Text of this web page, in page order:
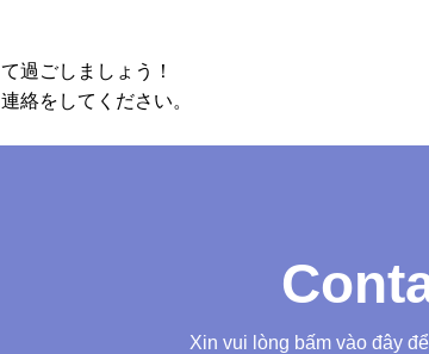
過ごしましょう！
絡をしてください。
Xin vui lòng bấm vào đây